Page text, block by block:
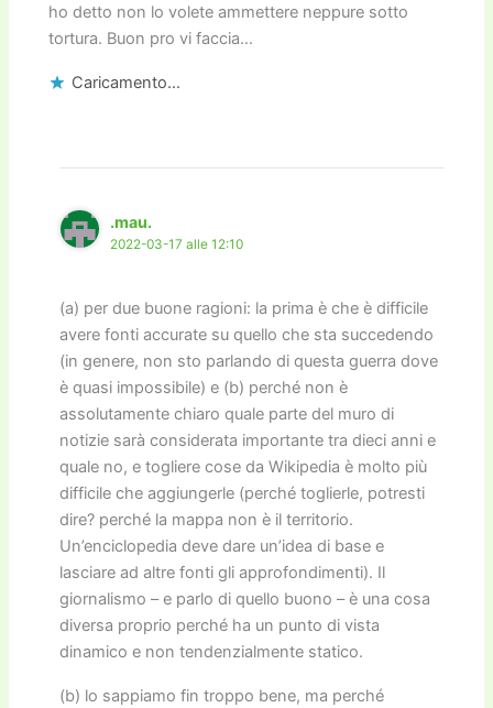
ho detto non lo volete ammettere neppure sotto
tortura. Buon pro vi faccia…
Caricamento...
.mau.
2022-03-17 alle 12:10
(a) per due buone ragioni: la prima è che è difficile
avere fonti accurate su quello che sta succedendo
(in genere, non sto parlando di questa guerra dove
è quasi impossibile) e (b) perché non è
assolutamente chiaro quale parte del muro di
notizie sarà considerata importante tra dieci anni e
quale no, e togliere cose da Wikipedia è molto più
difficile che aggiungerle (perché toglierle, potresti
dire? perché la mappa non è il territorio.
Un’enciclopedia deve dare un’idea di base e
lasciare ad altre fonti gli approfondimenti). Il
giornalismo – e parlo di quello buono – è una cosa
diversa proprio perché ha un punto di vista
dinamico e non tendenzialmente statico.
(b) lo sappiamo fin troppo bene, ma perché